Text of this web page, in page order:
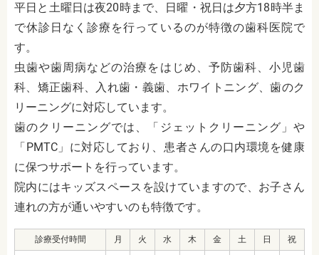
平日と土曜日は夜20時まで、日曜・祝日は夕方18時半ま
で休診日なく診療を行っているのが特徴の歯科医院で
す。
虫歯や歯周病などの治療をはじめ、予防歯科、小児歯
科、矯正歯科、入れ歯・義歯、ホワイトニング、歯のク
リーニングに対応しています。
歯のクリーニングでは、「ジェットクリーニング」や
「PMTC」に対応しており、患者さんの口内環境を健康
に保つサポートを行っています。
院内にはキッズスペースを設けていますので、お子さん
連れの方が通いやすいのも特徴です。
診療受付時間 月 火 水 木 金 土 日 祝